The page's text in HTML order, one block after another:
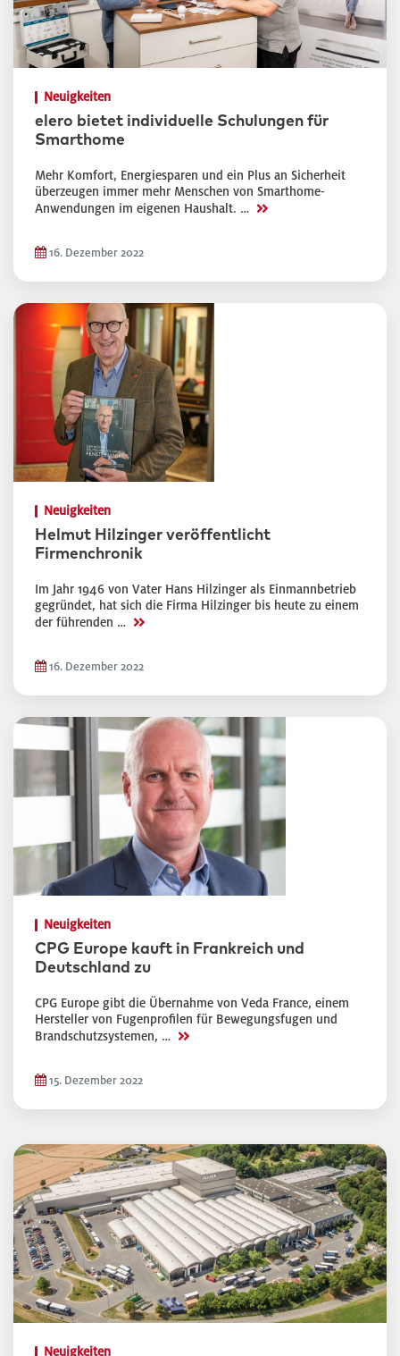
Neuigkeiten
elero bietet individuelle Schulungen für
Smarthome
Mehr Komfort, Energiesparen und ein Plus an Sicherheit
überzeugen immer mehr Menschen von Smarthome-
Anwendungen im eigenen Haushalt. … >>
16. Dezember 2022
Neuigkeiten
Helmut Hilzinger veröffentlicht
Firmenchronik
Im Jahr 1946 von Vater Hans Hilzinger als Einmannbetrieb
gegründet, hat sich die Firma Hilzinger bis heute zu einem
der führenden … >>
16. Dezember 2022
Neuigkeiten
CPG Europe kauft in Frankreich und
Deutschland zu
CPG Europe gibt die Übernahme von Veda France, einem
Hersteller von Fugenprofilen für Bewegungsfugen und
Brandschutzsystemen, … >>
15. Dezember 2022
Neuigkeiten